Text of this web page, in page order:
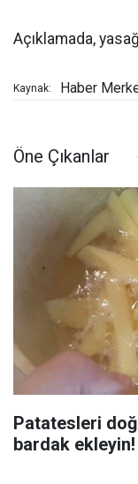
Açıklamada,
Kaynak: Haber
Öne Çıkanlar
Patatesleri
bardak ekleyin!